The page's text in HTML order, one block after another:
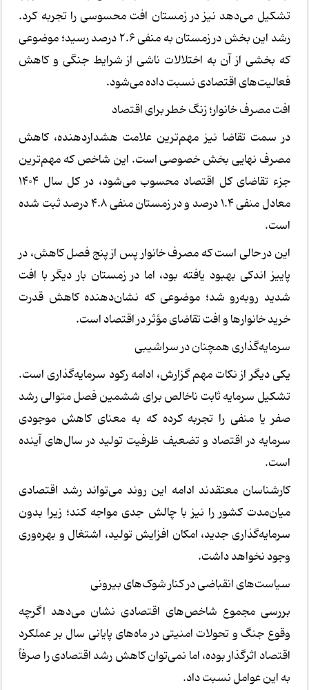
تشکیل می‌دهد نیز در زمستان افت محسوسی را تجربه کرد.
رشد این بخش در زمستان به منفی 2.6 درصد رسید؛ موضوعی
که بخشی از آن به اختلالات ناشی از شرایط جنگی و کاهش
فعالیت‌های اقتصادی نسبت داده می‌شود.
افت مصرف خانوار؛ زنگ خطر برای اقتصاد
در سمت تقاضا نیز مهم‌ترین علامت هشداردهنده، کاهش
مصرف نهایی بخش خصوصی است. این شاخص که مهم‌ترین
جزء تقاضای کل اقتصاد محسوب می‌شود، در کل سال 1404
معادل منفی 1.4 درصد و در زمستان منفی 4.8 درصد ثبت شده
است.
این در حالی است که مصرف خانوار پس از پنج فصل کاهش، در
پاییز اندکی بهبود یافته بود، اما در زمستان بار دیگر با افت
شدید روبه‌رو شد؛ موضوعی که نشان‌دهنده کاهش قدرت
خرید خانوارها و افت تقاضای مؤثر در اقتصاد است.
سرمایه‌گذاری همچنان در سراشیبی
یکی دیگر از نکات مهم گزارش، ادامه رکود سرمایه‌گذاری است.
تشکیل سرمایه ثابت ناخالص برای ششمین فصل متوالی رشد
صفر یا منفی را تجربه کرده که به معنای کاهش موجودی
سرمایه در اقتصاد و تضعیف ظرفیت تولید در سال‌های آینده
است.
کارشناسان معتقدند ادامه این روند می‌تواند رشد اقتصادی
میان‌مدت کشور را نیز با چالش جدی مواجه کند؛ زیرا بدون
سرمایه‌گذاری جدید، امکان افزایش تولید، اشتغال و بهره‌وری
وجود نخواهد داشت.
سیاست‌های انقباضی در کنار شوک‌های بیرونی
بررسی مجموع شاخص‌های اقتصادی نشان می‌دهد اگرچه
وقوع جنگ و تحولات امنیتی در ماه‌های پایانی سال بر عملکرد
اقتصاد اثرگذار بوده، اما نمی‌توان کاهش رشد اقتصادی را صرفاً
به این عوامل نسبت داد.